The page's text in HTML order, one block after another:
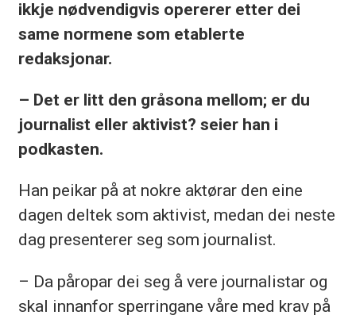
ikkje nødvendigvis opererer etter dei
same normene som etablerte
redaksjonar.
– Det er litt den gråsona mellom; er du
journalist eller aktivist? seier han i
podkasten.
Han peikar på at nokre aktørar den eine
dagen deltek som aktivist, medan dei neste
dag presenterer seg som journalist.
– Da påropar dei seg å vere journalistar og
skal innanfor sperringane våre med krav på